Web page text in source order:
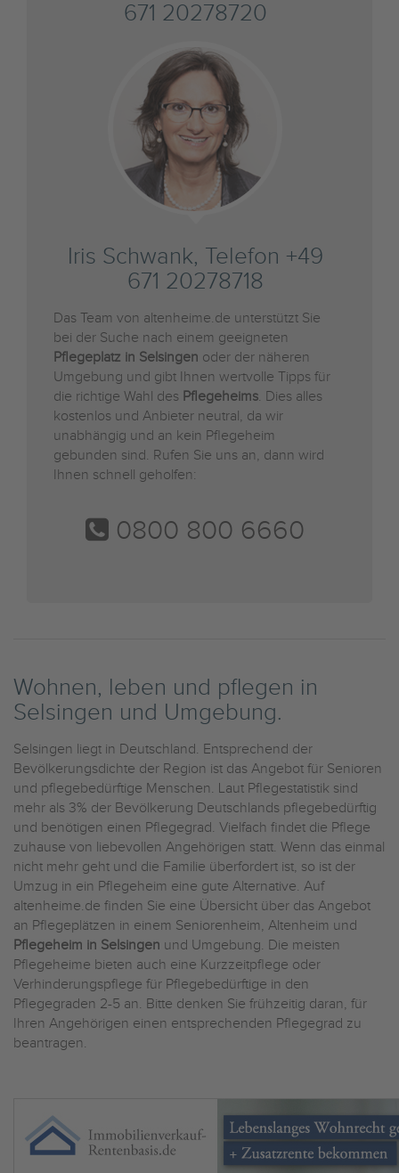
671 20278720
Iris Schwank, Telefon +49
671 20278718
Das Team von altenheime.de unterstützt Sie
bei der Suche nach einem geeigneten
Pflegeplatz in Selsingen oder der näheren
Umgebung und gibt Ihnen wertvolle Tipps für
die richtige Wahl des Pflegeheims. Dies alles
kostenlos und Anbieter neutral, da wir
unabhängig und an kein Pflegeheim
gebunden sind. Rufen Sie uns an, dann wird
Ihnen schnell geholfen:
0800 800 6660
Wohnen, leben und pflegen in
Selsingen und Umgebung.
Selsingen liegt in Deutschland. Entsprechend der
Bevölkerungsdichte der Region ist das Angebot für Senioren
und pflegebedürftige Menschen. Laut Pflegestatistik sind
mehr als 3% der Bevölkerung Deutschlands pflegebedürftig
und benötigen einen Pflegegrad. Vielfach findet die Pflege
zuhause von liebevollen Angehörigen statt. Wenn das einmal
nicht mehr geht und die Familie überfordert ist, so ist der
Umzug in ein Pflegeheim eine gute Alternative. Auf
altenheime.de finden Sie eine Übersicht über das Angebot
an Pflegeplätzen in einem Seniorenheim, Altenheim und
Pflegeheim in Selsingen und Umgebung. Die meisten
Pflegeheime bieten auch eine Kurzzeitpflege oder
Verhinderungspflege für Pflegebedürftige in den
Pflegegraden 2-5 an. Bitte denken Sie frühzeitig daran, für
Ihren Angehörigen einen entsprechenden Pflegegrad zu
beantragen.